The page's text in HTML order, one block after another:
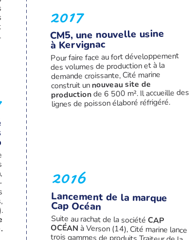
2017
CM5, une nouvelle usine
à Kervignac
Pour faire face au fort développement
des volumes de production et à la
demande croissante, Cité marine
construit un nouveau site de
productionde 6 500 m². Il accueille des
lignes de poisson élaboré réfrigéré.
2016
Lancement de la marque
Cap Océan
Suite au rachat de la société CAP
OCÉAN à Verson (14), Cité marine lance
trois gammes de produits Traiteur de la